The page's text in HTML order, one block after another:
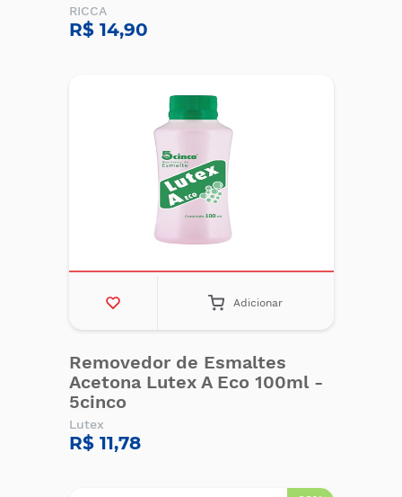
RICCA
R$ 14,90
Adicionar
Removedor de Esmaltes
Acetona Lutex A Eco 100ml -
5cinco
Lutex
R$ 11,78